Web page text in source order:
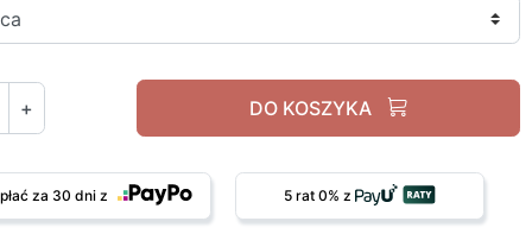
+ DO KOSZYKA
za 30 dni z 5 rat 0% z